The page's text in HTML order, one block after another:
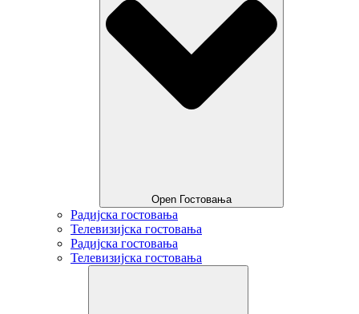
Open Гостовања
Радијска гостовања
Телевизијска гостовања
Радијска гостовања
Телевизијска гостовања